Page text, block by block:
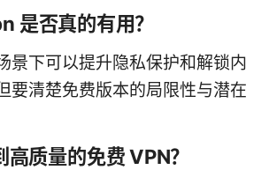
是否真的有用？
景下可以提升隐私保护和解锁内
要清楚免费版本的局限性与潜在
质量的免费 VPN？